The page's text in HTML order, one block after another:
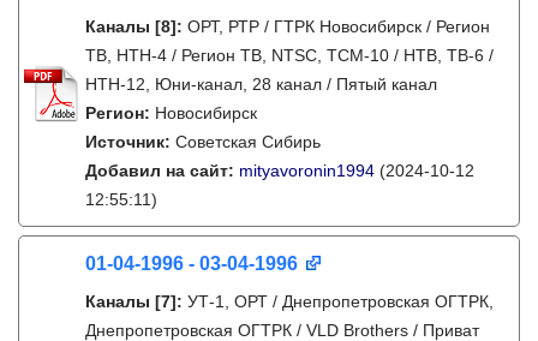
Каналы [8]: ОРТ, РТР / ГТРК Новосибирск / Регион
ТВ, НТН-4 / Регион ТВ, NTSC, ТСМ-10 / НТВ, ТВ-6 /
НТН-12, Юни-канал, 28 канал / Пятый канал
Регион: Новосибирск
Источник: Советская Сибирь
Добавил на сайт: mityavoronin1994 (2024-10-12
12:55:11)
01-04-1996 - 03-04-1996
Каналы [7]: УТ-1, ОРТ / Днепропетровская ОГТРК,
Днепропетровская ОГТРК / VLD Brothers / Приват